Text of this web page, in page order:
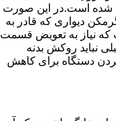
شده است.در این صورت
دیواری که قادر به
نیاز به تعویض قسمت
نباید روکش بدنه
دستگاه برای کاهش